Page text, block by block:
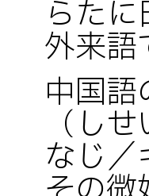
らた
外来語
中国
（し
なじ